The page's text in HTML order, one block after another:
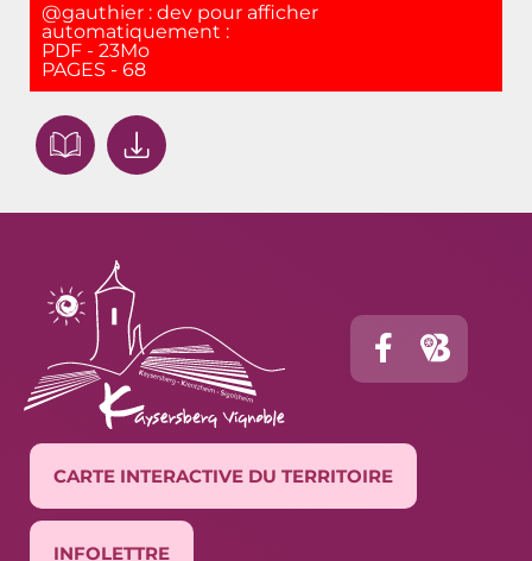
@gauthier : dev pour afficher
automatiquement :
PDF - 23Mo
PAGES - 68
CARTE INTERACTIVE DU TERRITOIRE
INFOLETTRE